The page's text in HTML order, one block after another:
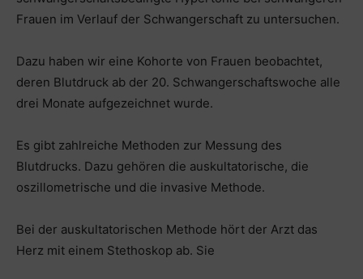
Frauen im Verlauf der Schwangerschaft zu untersuchen.
Dazu haben wir eine Kohorte von Frauen beobachtet,
deren Blutdruck ab der 20. Schwangerschaftswoche alle
drei Monate aufgezeichnet wurde.
Es gibt zahlreiche Methoden zur Messung des
Blutdrucks. Dazu gehören die auskultatorische, die
oszillometrische und die invasive Methode.
Bei der auskultatorischen Methode hört der Arzt das
Herz mit einem Stethoskop ab. Sie